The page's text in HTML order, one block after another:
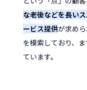
な老後などを長い
ービス提供が求め
を模索しており、
ています。